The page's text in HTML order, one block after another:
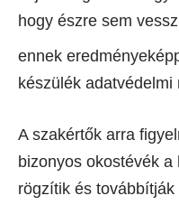
hogy észre sem
ennek
készülék
A szakértők arra
bizonyos okostévék
rögzítik és